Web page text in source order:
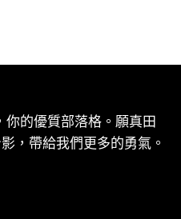
的優質部落格。願真田
，帶給我們更多的勇氣。